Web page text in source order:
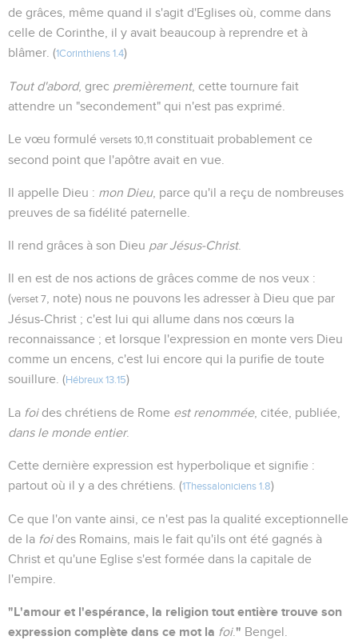
de grâces, même quand il s'agit d'Eglises où, comme dans
celle de Corinthe, il y avait beaucoup à reprendre et à
blâmer. (1Corinthiens 1.4)
Tout d'abord, grec premièrement, cette tournure fait
attendre un "secondement" qui n'est pas exprimé.
Le vœu formulé versets 10,11 constituait probablement ce
second point que l'apôtre avait en vue.
Il appelle Dieu : mon Dieu, parce qu'il a reçu de nombreuses
preuves de sa fidélité paternelle.
Il rend grâces à son Dieu par Jésus-Christ.
Il en est de nos actions de grâces comme de nos veux :
(verset 7
, note) nous ne pouvons les adresser à Dieu que par
Jésus-Christ ; c'est lui qui allume dans nos cœurs la
reconnaissance ; et lorsque l'expression en monte vers Dieu
comme un encens, c'est lui encore qui la purifie de toute
souillure. (Hébreux 13.15)
La foides chrétiens de Rome est renommée, citée, publiée,
dans le monde entier.
Cette dernière expression est hyperbolique et signifie :
partout où il y a des chrétiens. (1Thessaloniciens 1.8)
Ce que l'on vante ainsi, ce n'est pas la qualité exceptionnelle
de la foides Romains, mais le fait qu'ils ont été gagnés à
Christ et qu'une Eglise s'est formée dans la capitale de
l'empire.
"L'amour et l'espérance, la religion tout entière trouve son
expression complète dans ce mot la foi." Bengel.